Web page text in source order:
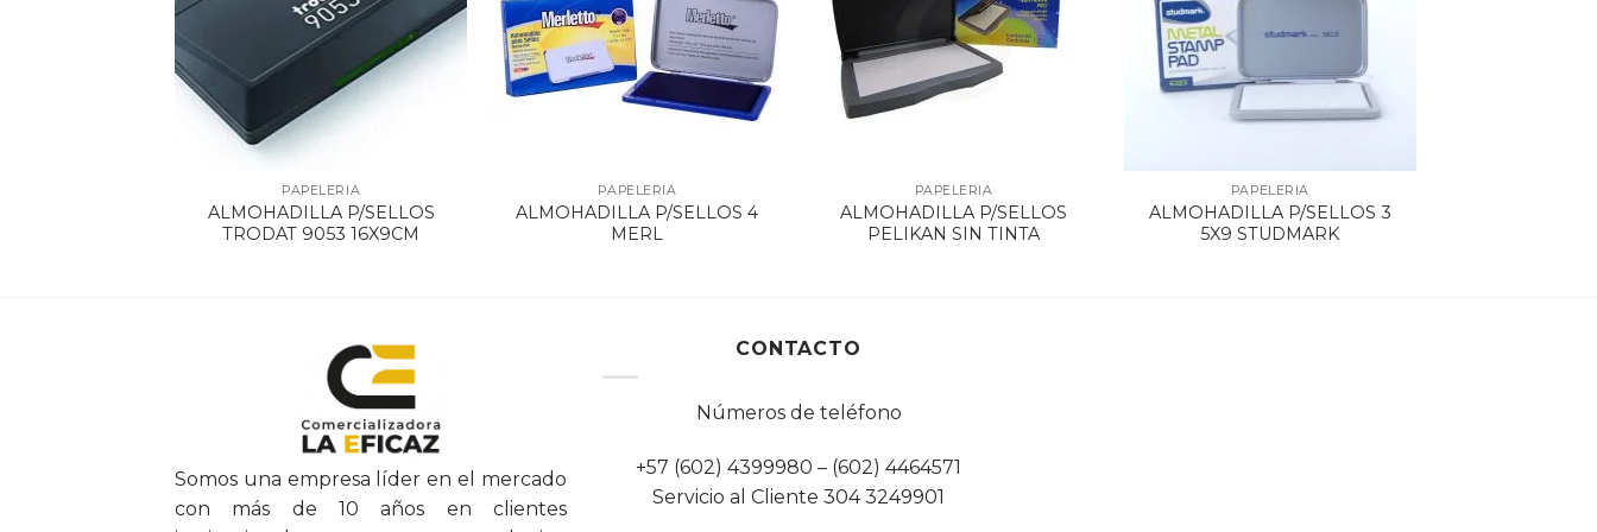
PAPELERIA
ALMOHADILLA P/SELLOS
TRODAT 9053 16X9CM
PAPELERIA
ALMOHADILLA P/SELLOS 4
MERL
PAPELERIA
ALMOHADILLA P/SELLOS
PELIKAN SIN TINTA
PAPELERIA
ALMOHADILLA P/SELLOS 3
5X9 STUDMARK
Somos una empresa líder en el mercado
con más de 10 años en clientes
CONTACTO
Números de teléfono
+57 (602) 4399980 – (602) 4464571
Servicio al Cliente 304 3249901